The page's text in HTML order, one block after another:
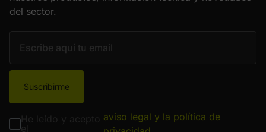
del sector.
Suscribirme
aviso legal y la política de